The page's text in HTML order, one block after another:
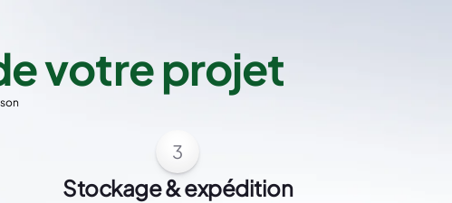
votre projet
3
Stockage & expédition